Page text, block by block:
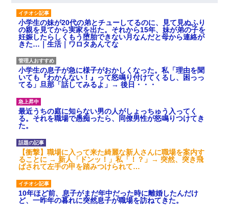
小学生の妹が20代の弟とチューしてるのに、見て見ぬふり
の親を見てから実家を出た。それから15年、妹が弟の子を
妊娠したらしくもう堕胎できない月なんだと母から連絡が
きた…｜生活｜ワロタあんてな
小学生の息子が急に様子がおかしくなった。私「理由を聞
いても『わかんない！』って怒鳴り付けてくるし、困っっ
てる」旦那「話してみるよ」→ 後日・・・
最近うちの庭に知らない男の人がしょっちゅう入ってく
る。それを職場で愚痴ったら、同僚男性が怒鳴りつけてき
た。
【衝撃】職場に入って来た綺麗な新人さんに職場を案内す
ることに → 新人「ドンッ！」私「！？」→ 突然、突き飛
ばされて左手の甲を踏みつけられて…
10年ほど前、息子がまだ年中だった時に離婚したんだけ
ど、一昨年の暮れに突然息子が職場を訪ねてきた。